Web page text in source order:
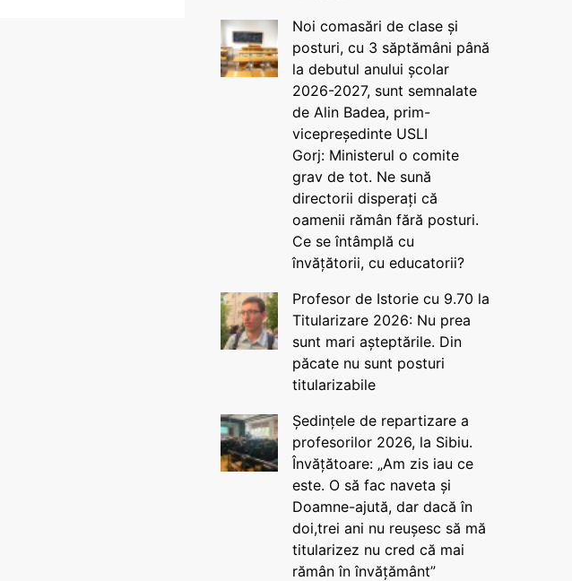
Noi comasări de clase și
posturi, cu 3 săptămâni până
la debutul anului școlar
2026-2027, sunt semnalate
de Alin Badea, prim-
vicepreședinte USLI
Gorj: Ministerul o comite
grav de tot. Ne sună
directorii disperați că
oamenii rămân fără posturi.
Ce se întâmplă cu
învățătorii, cu educatorii?
Profesor de Istorie cu 9.70 la
Titularizare 2026: Nu prea
sunt mari așteptările. Din
păcate nu sunt posturi
titularizabile
Ședințele de repartizare a
profesorilor 2026, la Sibiu.
Învățătoare: „Am zis iau ce
este. O să fac naveta și
Doamne-ajută, dar dacă în
doi,trei ani nu reușesc să mă
titularizez nu cred că mai
rămân în învățământ”